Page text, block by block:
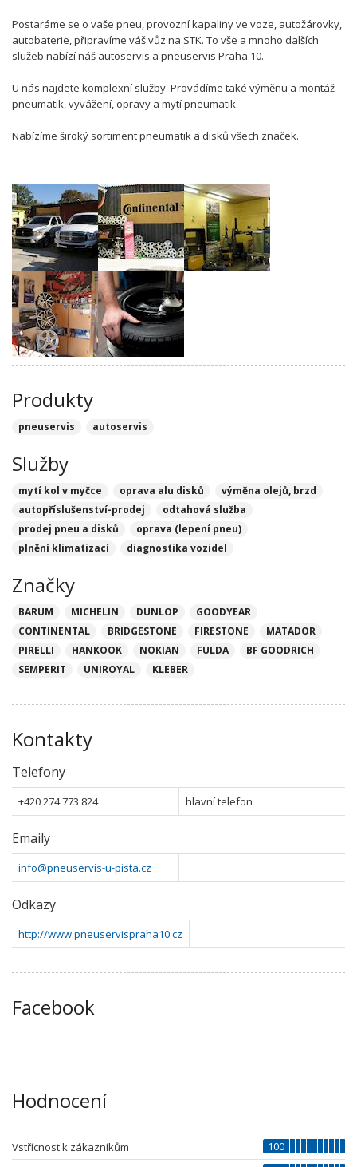
Postaráme se o vaše pneu, provozní kapaliny ve voze, autožárovky,
autobaterie, připravíme váš vůz na STK. To vše a mnoho dalších
služeb nabízí náš autoservis a pneuservis Praha 10.
U nás najdete komplexní služby. Provádíme také výměnu a montáž
pneumatik, vyvážení, opravy a mytí pneumatik.
Nabízíme široký sortiment pneumatik a disků všech značek.
Produkty
pneuservis autoservis
Služby
mytí kol v myčce oprava alu disků
výměna olejů, brzd
autopříslušenství-prodej
odtahová služba
prodej pneu a disků
oprava (lepení pneu)
plnění klimatizací
diagnostika vozidel
Značky
BARUM MICHELIN DUNLOP
GOODYEAR
CONTINENTAL
BRIDGESTONE FIRESTONE
MATADOR
PIRELLI
HANKOOK NOKIAN FULDA
BF GOODRICH
SEMPERIT
UNIROYAL KLEBER
Kontakty
Telefony
+420 274 773 824 hlavní telefon
Emaily
info@pneuservis-u-pista.cz
Odkazy
http://www.pneuservispraha10.cz
Facebook
Hodnocení
Vstřícnost k zákazníkům
100